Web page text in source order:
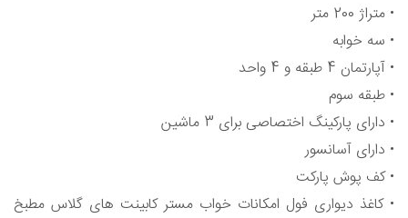
• متراژ 200 متر
• سه خوابه
• آپارتمان 4 طبقه و 4 واحد
• طبقه سوم
• دارای پارکینگ اختصاصی برای 3 ماشین
• دارای آسانسور
• کف پوش پارکت
• کاغذ دیواری فول امکانات خواب مستر کابینت های گلاس مطبخ